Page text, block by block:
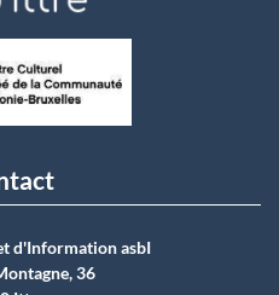
d'Information asbI
36